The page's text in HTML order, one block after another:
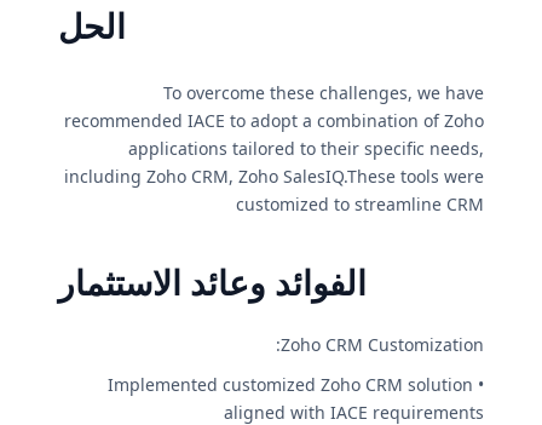
الحل
To overcome these challenges, we have
recommended IACE to adopt a combination of Zoho
applications tailored to their specific needs,
including Zoho CRM, Zoho SalesIQ.These tools were
customized to streamline CRM
الفوائد وعائد الاستثمار
Zoho CRM Customization:
• Implemented customized Zoho CRM solution
aligned with IACE requirements